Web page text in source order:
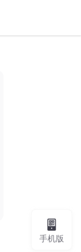
手机版